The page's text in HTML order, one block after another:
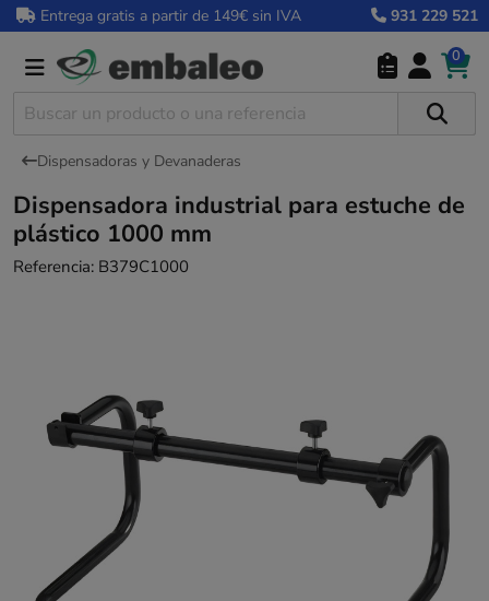
Entrega gratis a partir de 149€ sin IVA 931 229 521
0
Dispensadoras y Devanaderas
Dispensadora industrial para estuche de
plástico 1000 mm
Referencia: B379C1000